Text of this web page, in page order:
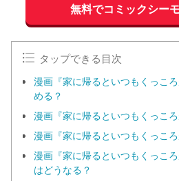
無料でコミックシー
タップできる目次
漫画『家に帰るといつもくっこ
める？
漫画『家に帰るといつもくっこ
漫画『家に帰るといつもくっこ
漫画『家に帰るといつもくっこ
はどうなる？